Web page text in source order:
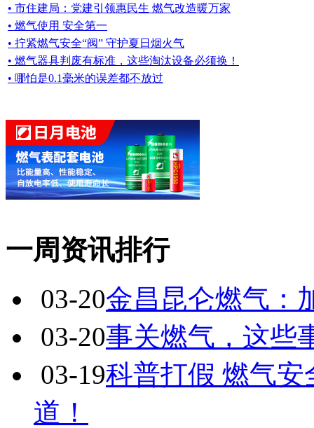
• 市住建局：党建引领惠民生 燃气改造暖万家
• 燃气使用 安全第一
• 拧紧燃气安全“阀” 守护夏日烟火气
• 燃气器具判废有标准，这些淘汰设备必须换！
• 哪怕是0.1毫米的误差都不放过
一周资讯排行
03-20金昌昆仑燃气：
03-20事关燃气，这些
03-19科普打假 燃气安
道！